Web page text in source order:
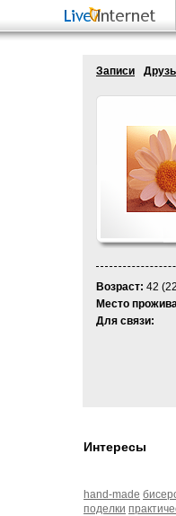
Записи
Возраст: 42
Место
Для связи:
Интересы
hand-made
поделки